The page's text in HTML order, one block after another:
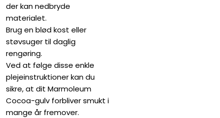
der kan nedbryde
materialet.
Brug en blød kost eller
støvsuger til daglig
rengøring.
Ved at følge disse enkle
plejeinstruktioner kan du
sikre, at dit Marmoleum
Cocoa-gulv forbliver smukt i
mange år fremover.